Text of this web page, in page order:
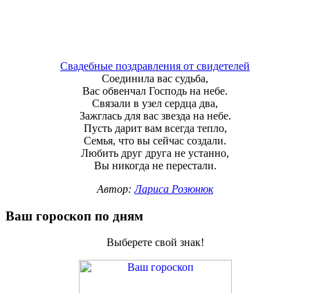
Свадебные поздравления от свидетелей
Соединила вас судьба,
Вас обвенчал Господь на небе.
Связали в узел сердца два,
Зажглась для вас звезда на небе.
Пусть дарит вам всегда тепло,
Семья, что вы сейчас создали.
Любить друг друга не устанно,
Вы никогда не перестали.
Автор:Лариса Розюнюк
Ваш гороскоп по дням
Выберете свой знак!